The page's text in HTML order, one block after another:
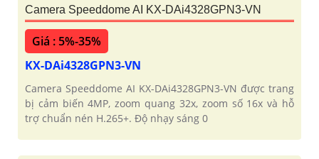
Camera Speeddome AI KX-DAi4328GPN3-VN
Giá : 5%-35%
KX-DAi4328GPN3-VN
Camera Speeddome AI KX-DAi4328GPN3-VN được trang
bị cảm biến 4MP, zoom quang 32x, zoom số 16x và hỗ
trợ chuẩn nén H.265+. Độ nhạy sáng 0